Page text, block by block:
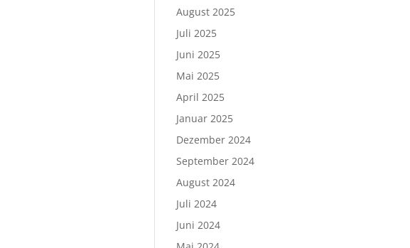
August 2025
Juli 2025
Juni 2025
Mai 2025
April 2025
Januar 2025
Dezember 2024
September 2024
August 2024
Juli 2024
Juni 2024